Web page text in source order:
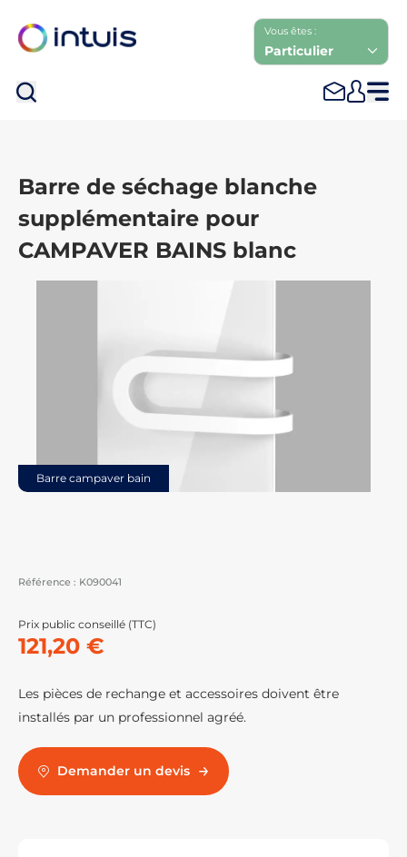
Vous êtes :
Particulier
Barre de séchage blanche
supplémentaire pour
CAMPAVER BAINS blanc
Barre campaver bain
Référence : K090041
Prix public conseillé (TTC)
121,20 €
Les pièces de rechange et accessoires doivent être
installés par un professionnel agréé.
Demander un devis